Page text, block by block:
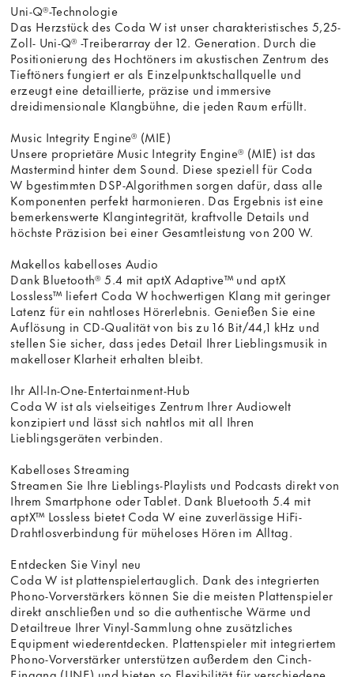
Uni-Q®-Technologie
Das Herzstück des Coda W ist unser charakteristisches 5,25-
Zoll- Uni-Q® -Treiberarray der 12. Generation. Durch die
Positionierung des Hochtöners im akustischen Zentrum des
Tieftöners fungiert er als Einzelpunktschallquelle und
erzeugt eine detaillierte, präzise und immersive
dreidimensionale Klangbühne, die jeden Raum erfüllt.
Music Integrity Engine® (MIE)
Unsere proprietäre Music Integrity Engine® (MIE) ist das
Mastermind hinter dem Sound. Diese speziell für Coda
W bgestimmten DSP-Algorithmen sorgen dafür, dass alle
Komponenten perfekt harmonieren. Das Ergebnis ist eine
bemerkenswerte Klangintegrität, kraftvolle Details und
höchste Präzision bei einer Gesamtleistung von 200 W.
Makellos kabelloses Audio
Dank Bluetooth® 5.4 mit aptX Adaptive™ und aptX
Lossless™ liefert Coda W hochwertigen Klang mit geringer
Latenz für ein nahtloses Hörerlebnis. Genießen Sie eine
Auflösung in CD-Qualität von bis zu 16 Bit/44,1 kHz und
stellen Sie sicher, dass jedes Detail Ihrer Lieblingsmusik in
makelloser Klarheit erhalten bleibt.
Ihr All-In-One-Entertainment-Hub
Coda W ist als vielseitiges Zentrum Ihrer Audiowelt
konzipiert und lässt sich nahtlos mit all Ihren
Lieblingsgeräten verbinden.
Kabelloses Streaming
Streamen Sie Ihre Lieblings-Playlists und Podcasts direkt von
Ihrem Smartphone oder Tablet. Dank Bluetooth 5.4 mit
aptX™ Lossless bietet Coda W eine zuverlässige HiFi-
Drahtlosverbindung für müheloses Hören im Alltag.
Entdecken Sie Vinyl neu
Coda W ist plattenspielertauglich. Dank des integrierten
Phono-Vorverstärkers können Sie die meisten Plattenspieler
direkt anschließen und so die authentische Wärme und
Detailtreue Ihrer Vinyl-Sammlung ohne zusätzliches
Equipment wiederentdecken. Plattenspieler mit integriertem
Phono-Vorverstärker unterstützen außerdem den Cinch-